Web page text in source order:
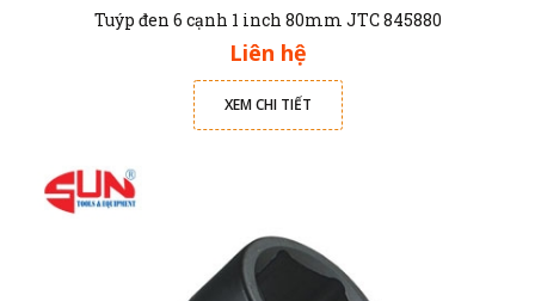
Tuýp đen 6 cạnh 1 inch 80mm JTC 845880
Liên hệ
XEM CHI TIẾT